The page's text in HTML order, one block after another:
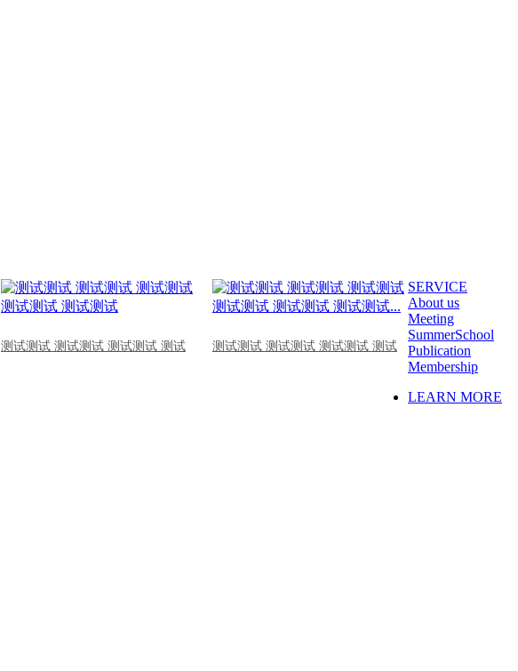
测试测试 测试测试 测试测试 测试 测试测试 测试测试 测试测试 测试
SERVICE
About us
Meeting
SummerSchool
Publication
Membership
LEARN MORE